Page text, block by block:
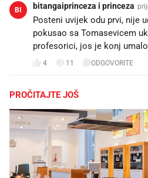
BI bitangaiprinceza i princeza
Posteni uvijek odu prvi, nije
pokusao sa Tomasevicem
profesorici, jos je konj
4 11 ODGOVORITE
PROČITAJTE JOŠ